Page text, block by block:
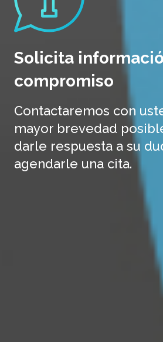
Solicita
compromiso
Contactaremos con
mayor brevedad
darle respuesta a su
agendarle una cita.